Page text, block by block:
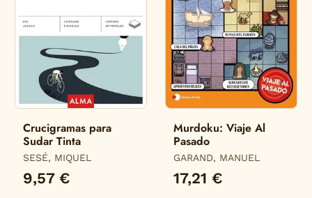
Crucigramas para
Sudar Tinta
SESÉ, MIQUEL
9,57 €
Murdoku: Viaje Al
Pasado
GARAND, MANUEL
17,21 €